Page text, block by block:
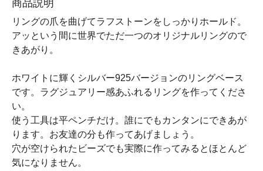
商品説明
リングの爪を曲げてラフストーンをしっかりホールド。
アッという間に世界でただ一つのオリジナルリングので
きあがり。
ホワイトに輝くシルバー925バージョンのリングベース
です。ラグジュアリー感あふれるリングを作ってくださ
い。
使う工具は平ペンチだけ。誰にでもカンタンにできあが
ります。お友達の分も作ってあげましょう。
穴が空けられたビーズでも実際に作ってみるとほとんど
気になりません。